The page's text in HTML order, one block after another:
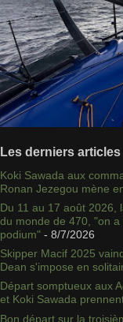
Les derniers articles
Koki Sawada aux
Ronan Jezegou mène
Du 11 au 17 août 2026,
du monde de 470, "on
podium" - 8/7/2026
Skipper Macif 2025
Dean s'impose en
Départ somptueux aux
et Koki Sawada
Bon départ sur la